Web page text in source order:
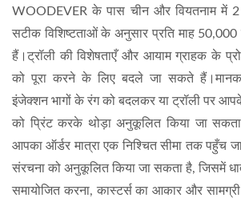
WOODEVER के पास चीन और वियतनाम में
सटीक विशिष्टताओं के अनुसार प्रति माह
हैं।ट्रॉली की विशेषताएँ और आयाम ग्राहक के
को पूरा करने के लिए बदले जा सकते
इंजेक्शन भागों के रंग को बदलकर या ट्रॉली पर
को प्रिंट करके थोड़ा अनुकूलित किया जा
आपका ऑर्डर मात्रा एक निश्चित सीमा तक पहुँच
संरचना को अनुकूलित किया जा सकता है, जिसमें
समायोजित करना, कास्टर्स का आकार और